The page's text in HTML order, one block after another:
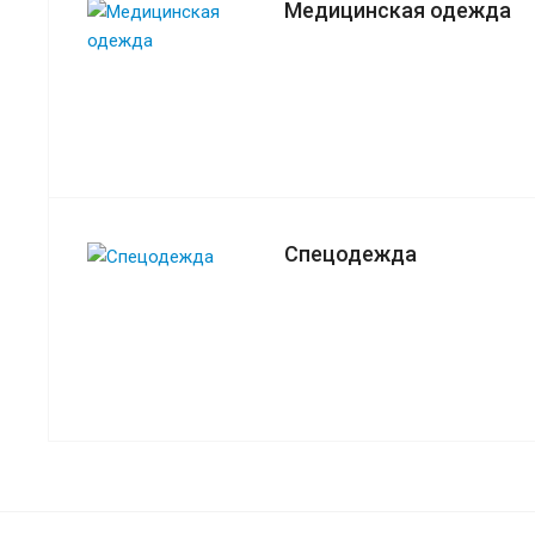
Медицинская одежда
Спецодежда